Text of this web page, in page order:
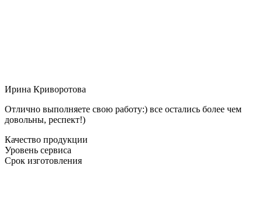
Ирина Криворотова
Отлично выполняете свою работу:) все остались более чем
довольны, респект!)
Качество продукции
Уровень сервиса
Срок изготовления